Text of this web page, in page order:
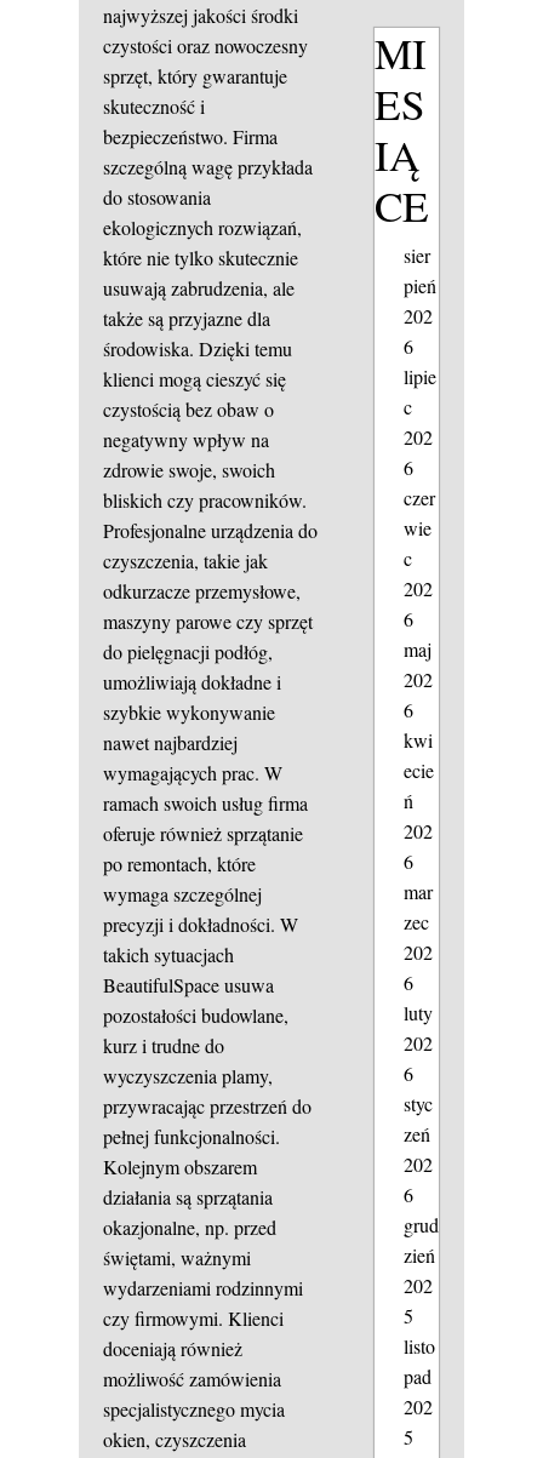
najwyższej jakości środki
czystości oraz nowoczesny
sprzęt, który gwarantuje
skuteczność i
bezpieczeństwo. Firma
szczególną wagę przykłada
do stosowania
ekologicznych rozwiązań,
które nie tylko skutecznie
usuwają zabrudzenia, ale
także są przyjazne dla
środowiska. Dzięki temu
klienci mogą cieszyć się
czystością bez obaw o
negatywny wpływ na
zdrowie swoje, swoich
bliskich czy pracowników.
Profesjonalne urządzenia do
czyszczenia, takie jak
odkurzacze przemysłowe,
maszyny parowe czy sprzęt
do pielęgnacji podłóg,
umożliwiają dokładne i
szybkie wykonywanie
nawet najbardziej
wymagających prac. W
ramach swoich usług firma
oferuje również sprzątanie
po remontach, które
wymaga szczególnej
precyzji i dokładności. W
takich sytuacjach
BeautifulSpace usuwa
pozostałości budowlane,
kurz i trudne do
wyczyszczenia plamy,
przywracając przestrzeń do
pełnej funkcjonalności.
Kolejnym obszarem
działania są sprzątania
okazjonalne, np. przed
świętami, ważnymi
wydarzeniami rodzinnymi
czy firmowymi. Klienci
doceniają również
możliwość zamówienia
specjalistycznego mycia
okien, czyszczenia
MI
ES
IĄ
CE
sier
pień
202
6
lipie
c
202
6
czer
wie
c
202
6
maj
202
6
kwi
ecie
ń
202
6
mar
zec
202
6
luty
202
6
styc
zeń
202
6
grud
zień
202
5
listo
pad
202
5